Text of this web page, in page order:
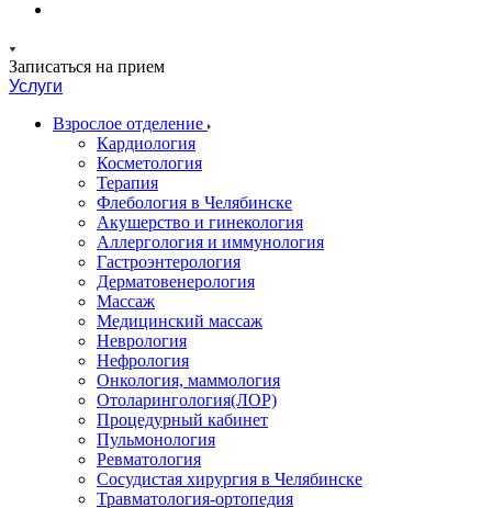
Записаться на прием
Услуги
Взрослое отделение
Кардиология
Косметология
Терапия
Флебология в Челябинске
Акушерство и гинекология
Аллергология и иммунология
Гастроэнтерология
Дерматовенерология
Массаж
Медицинский массаж
Неврология
Нефрология
Онкология, маммология
Отоларингология(ЛОР)
Процедурный кабинет
Пульмонология
Ревматология
Сосудистая хирургия в Челябинске
Травматология-ортопедия